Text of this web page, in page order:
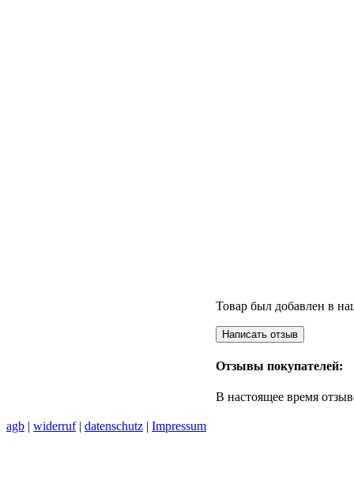
Товар был добавлен в
Отзывы покупателей:
В настоящее время
agb | widerruf| datenschutz | Impressum